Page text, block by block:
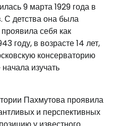
9 марта 1929 года в
С детства она была
себя как
году, в возрасте 14 лет,
консерваторию
изучать
Пахмутова проявила
и перспективных